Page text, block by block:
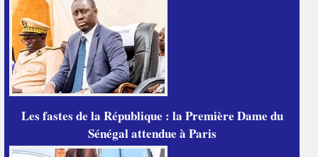
Les fastes de la République : la Première Dame du
Sénégal attendue à Paris